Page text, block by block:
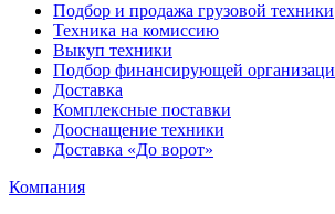
Подбор и продажа грузовой техники
Техника на комиссию
Выкуп техники
Подбор финансирующей
Доставка
Комплексные поставки
Дооснащение техники
Доставка «До ворот»
Компания